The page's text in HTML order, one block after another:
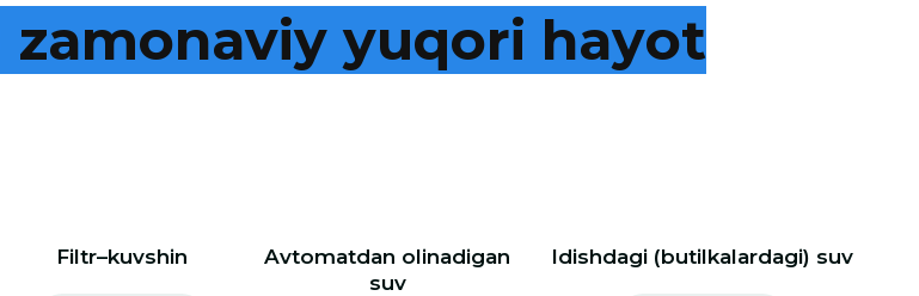
zamonaviy yuqori hayot
Filtr–kuvshin
Avtomatdan olinadigan
suv
Idishdagi (butilkalardagi) suv